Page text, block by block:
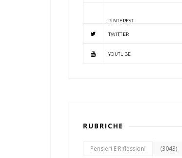
PINTEREST
TWITTER
YOUTUBE
RUBRICHE
Pensieri E Riflessioni (3043)